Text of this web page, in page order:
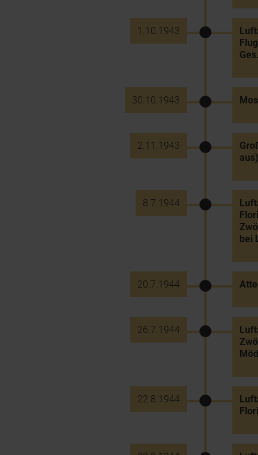
1.10.1943
30.10.1943
2.11.1943
aus)
8.7.1944
bei
20.7.1944
26.7.1944
22.8.1944